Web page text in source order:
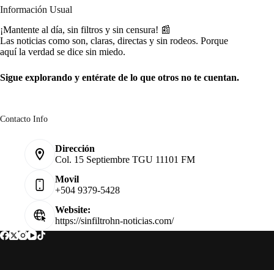
Información Usual
¡Mantente al día, sin filtros y sin censura! 📰
Las noticias como son, claras, directas y sin rodeos. Porque
aquí la verdad se dice sin miedo.
Sigue explorando y entérate de lo que otros no te cuentan.
Contacto Info
Dirección
Col. 15 Septiembre TGU 11101 FM
Movil
+504 9379-5428
Website:
https://sinfiltrohn-noticias.com/